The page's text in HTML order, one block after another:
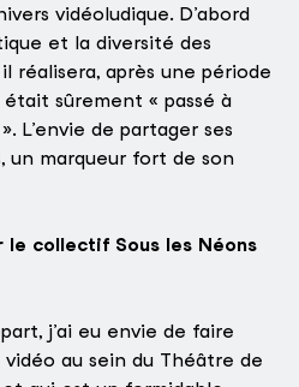
vidéoludique. D’abord
et la diversité des
réalisera, après une période
était sûrement « passé à
L’envie de partager ses
un marqueur fort de son
le collectif Sous les Néons
j’ai eu envie de faire
au sein du Théâtre de